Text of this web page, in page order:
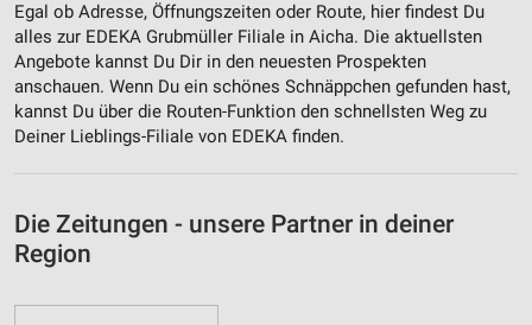
Egal ob Adresse, Öffnungszeiten oder Route, hier findest Du
alles zur EDEKA Grubmüller Filiale in Aicha. Die aktuellsten
Angebote kannst Du Dir in den neuesten Prospekten
anschauen. Wenn Du ein schönes Schnäppchen gefunden hast,
kannst Du über die Routen-Funktion den schnellsten Weg zu
Deiner Lieblings-Filiale von EDEKA finden.
Die Zeitungen - unsere Partner in deiner
Region